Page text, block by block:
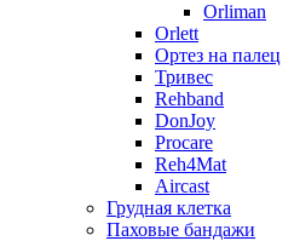
Orliman
Orlett
Ортез на палец
Тривес
Rehband
DonJoy
Procare
Reh4Mat
Aircast
Грудная клетка
Паховые бандажи